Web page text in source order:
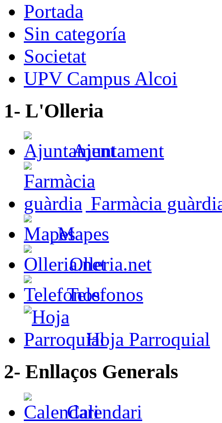
Portada
Sin categoría
Societat
UPV Campus Alcoi
1- L'Olleria
Ajuntament
Farmàcia
Mapes
Olleria.net
Telefonos
Hoja Parroquial
2- Enllaços Generals
Calendari